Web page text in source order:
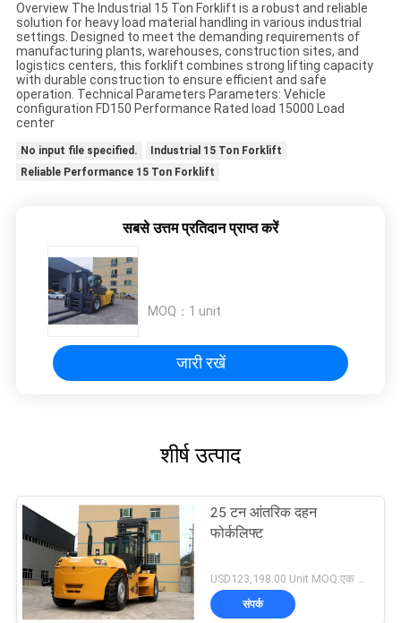
Overview The Industrial 15 Ton Forklift is a robust and reliable
solution for heavy load material handling in various industrial
settings. Designed to meet the demanding requirements of
manufacturing plants, warehouses, construction sites, and
logistics centers, this forklift combines strong lifting capacity
with durable construction to ensure efficient and safe
operation. Technical Parameters Parameters: Vehicle
configuration FD150 Performance Rated load 15000 Load
center
No input file specified.
Industrial 15 Ton Forklift
Reliable Performance 15 Ton Forklift
सबसे उत्तम प्रतिदान प्राप्त करें
MOQ： 1 unit
जारी रखें
शीर्ष उत्पाद
25 टन आंतरिक दहन
फोर्कलिफ्ट
USD123,198.00 Unit MOQ:एक इकाई
संपर्क